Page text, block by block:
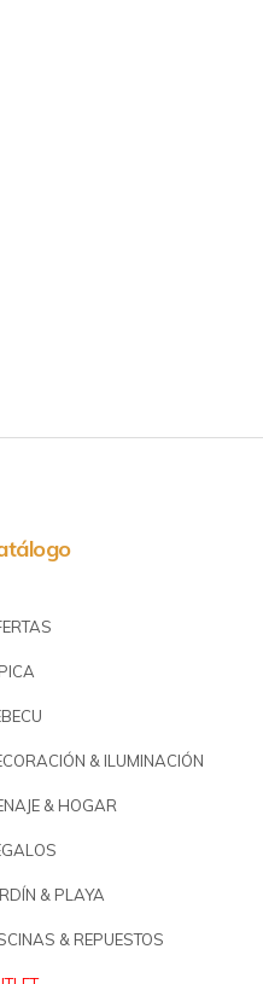
& ILUMINACIÓN
& HOGAR
& PLAYA
& REPUESTOS